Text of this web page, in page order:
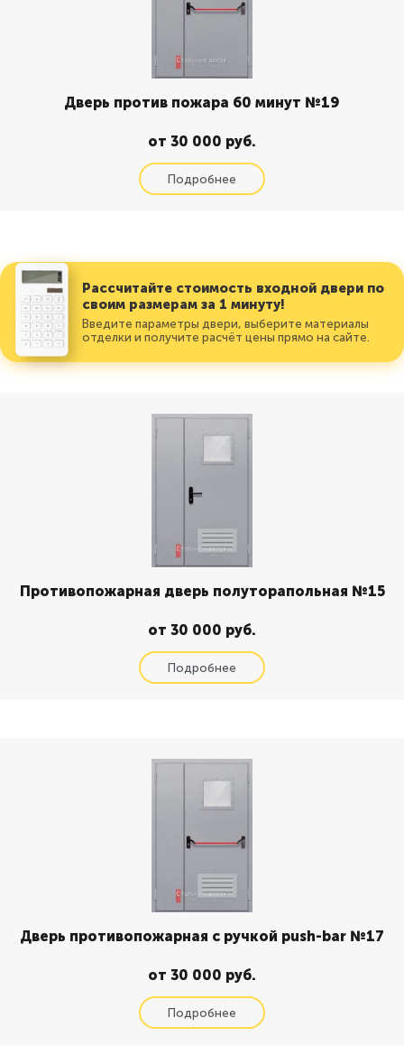
Дверь против пожара 60 минут №19
от 30 000 руб.
Рассчитайте стоимость входной двери по
своим размерам за 1 минуту!
Введите параметры двери, выберите материалы
отделки и получите расчёт цены прямо на сайте.
Противопожарная дверь полуторапольная №15
от 30 000 руб.
Дверь противопожарная с ручкой push-bar №17
от 30 000 руб.